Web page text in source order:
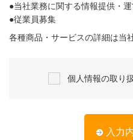
●当社業務に関する情報提供・
●従業員募集
各種商品・サービスの詳細は当
個人情報の取り
入力